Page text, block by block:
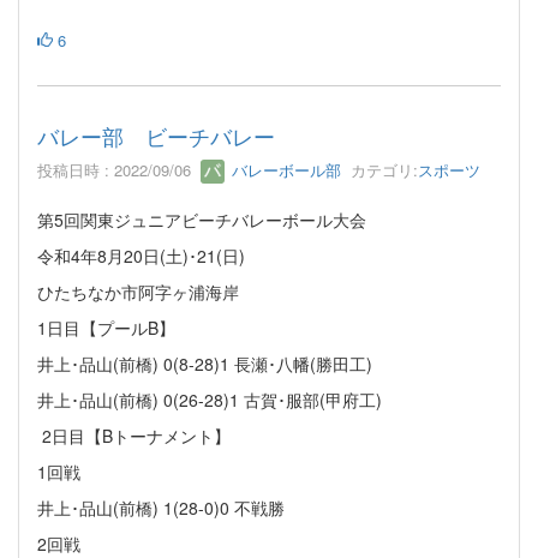
6
バレー部 ビーチバレー
投稿日時 : 2022/09/06 バレーボール部 カテゴリ:スポーツ
第5回関東ジュニアビーチバレーボール大会
令和4年8月20日(土)･21(日)
ひたちなか市阿字ヶ浦海岸
1日目【プールB】
井上･品山(前橋) 0(8-28)1 長瀬･八幡(勝田工)
井上･品山(前橋) 0(26-28)1 古賀･服部(甲府工)
2日目【Bトーナメント】
1回戦
井上･品山(前橋) 1(28-0)0 不戦勝
2回戦